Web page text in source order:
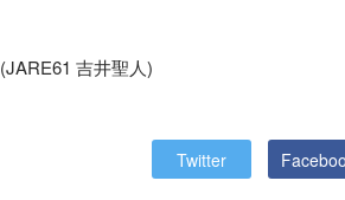
(JARE61 吉井聖人)
Twitter